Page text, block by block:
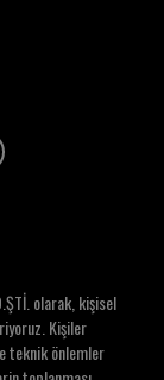
olarak, kişisel
Kişiler
teknik önlemler